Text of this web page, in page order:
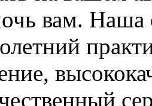
вам. Наша